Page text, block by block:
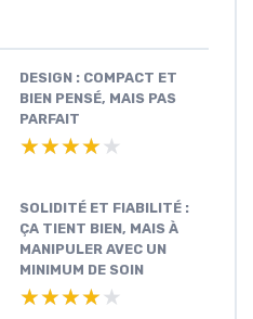
DESIGN : COMPACT ET
BIEN PENSÉ, MAIS PAS
PARFAIT
★★★★★
★★★★★
SOLIDITÉ ET FIABILITÉ :
ÇA TIENT BIEN, MAIS À
MANIPULER AVEC UN
MINIMUM DE SOIN
★★★★★
★★★★★